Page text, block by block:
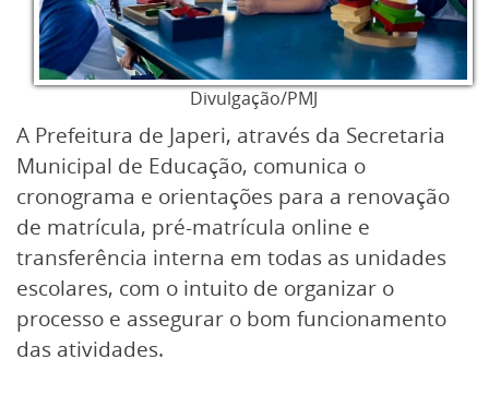
Divulgação/PMJ
A Prefeitura de Japeri, através da Secretaria
Municipal de Educação, comunica o
cronograma e orientações para a renovação
de matrícula, pré-matrícula online e
transferência interna em todas as unidades
escolares, com o intuito de organizar o
processo e assegurar o bom funcionamento
das atividades.